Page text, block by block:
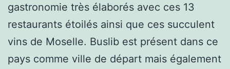
gastronomie très élaborés avec ces 13
restaurants étoilés ainsi que ces succulent
vins de Moselle. Buslib est présent dans ce
pays comme ville de départ mais également